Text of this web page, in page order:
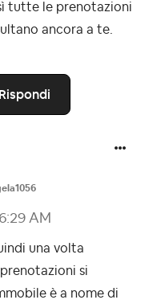
tutte le prenotazioni
ancora a te.
Rispondi
AM
una volta
si
è a nome di